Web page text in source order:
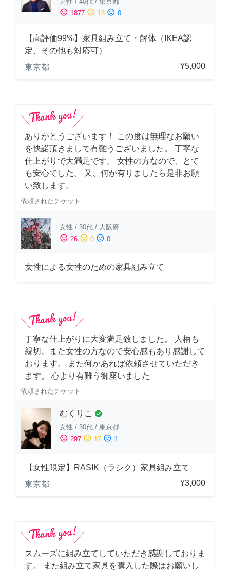
sentiment_satisfied 1877 sentiment_neutral 13 sentiment_dissatisfied 0
【高評価99%】家具組み立て・解体（IKEA認
定、その他も対応可）
東京都
¥5,000
ありがとうございます！ この度は無理なお願い
を快諾頂きまして有難うございました。 丁寧な
仕上がりで大満足です。 女性の方なので、とて
も安心でした。 又、何か有りましたら是非お願
い致します。
依頼されたチケット
女性 / 30代 / 大阪府
sentiment_satisfied 26 sentiment_neutral 0 sentiment_dissatisfied 0
女性による女性のための家具組み立て
丁寧な仕上がりに大変満足致しました。 人柄も
親切、また女性の方なので安心感もあり感謝して
おります。 また何かあれば依頼させていただき
ます。 心より有難う御座いました
依頼されたチケット
むくりこ check_circle
女性 / 30代 / 東京都
sentiment_satisfied 297 sentiment_neutral 17 sentiment_dissatisfied 1
【女性限定】RASIK（ラシク）家具組み立て
東京都
¥3,000
スムーズに組み立てしていただき感謝しておりま
す。 また組み立て家具を購入した際はお願いし